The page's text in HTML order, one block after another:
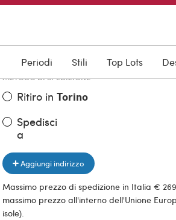
Periodi Stili Top Lots
€ 1.394,00
METODO DI SPEDIZIONE
Ritiro in Torino
Spedisci
a
Aggiungi indirizzo
Massimo prezzo di spedizione in Italia €
massimo prezzo all'interno dell'Unione
isole).